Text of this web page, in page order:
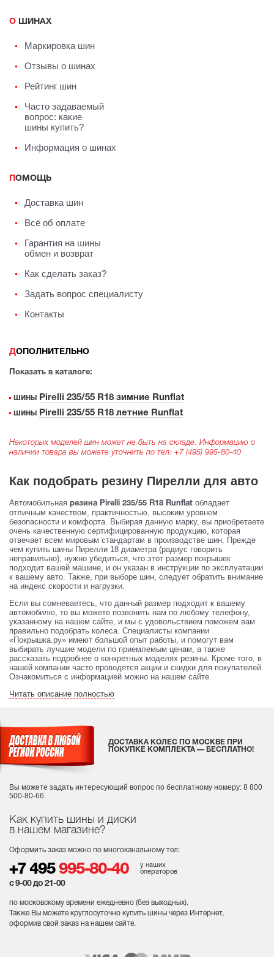
О ШИНАХ
Маркировка шин
Отзывы о шинах
Рейтинг шин
Часто задаваемый
вопрос: какие
шины купить?
Информация о шинах
ПОМОЩЬ
Доставка шин
Всё об оплате
Гарантия на шины
обмен и возврат
Как сделать заказ?
Задать вопрос специалисту
Контакты
ДОПОЛНИТЕЛЬНО
Показать в каталоге:
шины Pirelli 235/55 R18 зимние Runflat
шины Pirelli 235/55 R18 летние Runflat
Некоторых моделей шин может не быть на складе. Информацию о
наличии товара вы можете уточнить по тел: +7 (495) 995-80-40
Как подобрать резину Пирелли для авто
Автомобильная резина Pirelli 235/55 R18 Runflat обладает
отличным качеством, практичностью, высоким уровнем
безопасности и комфорта. Выбирая данную марку, вы приобретаете
очень качественную сертифицированную продукцию, которая
отвечает всем мировым стандартам в производстве шин. Прежде
чем купить шины Пирелли 18 диаметра (радиус говорить
неправильно), нужно убедиться, что этот размер покрышек
подходит вашей машине, и он указан в инструкции по эксплуатации
к вашему авто. Также, при выборе шин, следует обратить внимание
на индекс скорости и нагрузки.
Если вы сомневаетесь, что данный размер подходит к вашему
автомобилю, то вы можете позвонить нам по любому телефону,
указанному на нашем сайте, и мы с удовольствием поможем вам
правильно подобрать колеса. Специалисты компании
«Покрышка.ру» имеют большой опыт работы, и помогут вам
выбирать лучшие модели по приемлемым ценам, а также
рассказать подробнее о конкретных моделях резины. Кроме того, в
нашей компании часто проводятся акции и скидки для покупателей.
Ознакомиться с информацией можно на нашем сайте.
Читать описание полностью
Как купить шины и диски
в нашем магазине?
Оформить заказ можно по многоканальному тел:
+7 495 995-80-40
у наших
операторов
с 9-00 до 21-00
по московскому времени ежедневно (без выходных).
Также Вы можете круглосуточно купить шины через Интернет,
оформив свой заказ на нашем сайте.
ДОСТАВКА КОЛЕС ПО МОСКВЕ ПРИ
ПОКУПКЕ КОМПЛЕКТА — БЕСПЛАТНО!
Вы можете задать интересующий вопрос по бесплатному номеру: 8 800
500-80-66.